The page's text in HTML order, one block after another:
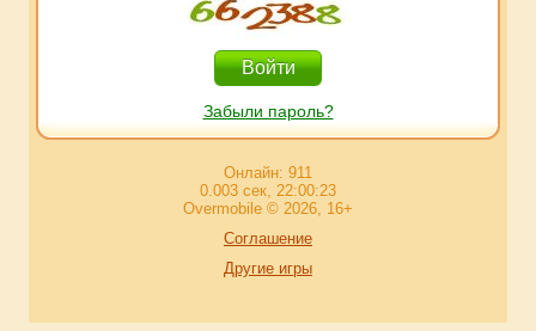
Забыли пароль?
Онлайн: 911
0.003 сек, 22:00:23
Overmobile © 2026, 16+
Соглашение
Другие игры